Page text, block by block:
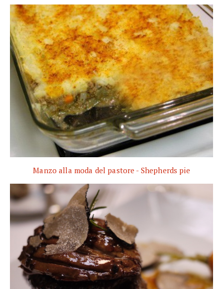
Manzo alla moda del pastore - Shepherds pie